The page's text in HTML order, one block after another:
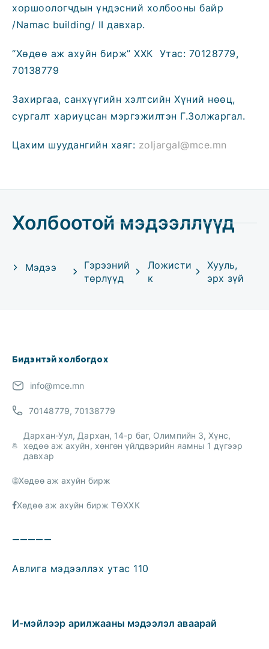
хоршоологчдын үндэсний холбооны байр
/Namac building/ II давхар.
“Хөдөө аж ахуйн бирж” ХХК Утас: 70128779,
70138779
Захиргаа, санхүүгийн хэлтсийн Хүний нөөц,
сургалт хариуцсан мэргэжилтэн Г.Золжаргал.
Цахим шуудангийн хаяг: zoljargal@mce.mn
Холбоотой мэдээллүүд
Мэдээ
Гэрээний
төрлүүд
Ложисти
к
Хууль,
эрх зүй
Бидэнтэй холбогдох
info@mce.mn
70148779, 70138779
Дархан-Уул, Дархан, 14-р баг, Олимпийн 3, Хүнс,
хөдөө аж ахуйн, хөнгөн үйлдвэрийн яамны 1 дүгээр
давхар
Хөдөө аж ахуйн бирж
Хөдөө аж ахуйн бирж ТӨХХК
—————
Авлига мэдээллэх утас 110
И-мэйлээр арилжааны мэдээлэл аваарай